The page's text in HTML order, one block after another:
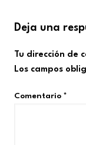
Deja una
Tu dirección de
Los campos
Comentario *